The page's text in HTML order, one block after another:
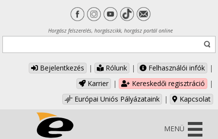
Horgász felszerelés, horgászcikk, horgász portál online
Bejelentkezés | Rólunk | Felhasználói infók
|
Karrier
| Kereskedői regisztráció
|
Európai Uniós Pályázataink
| Kapcsolat
MENÜ